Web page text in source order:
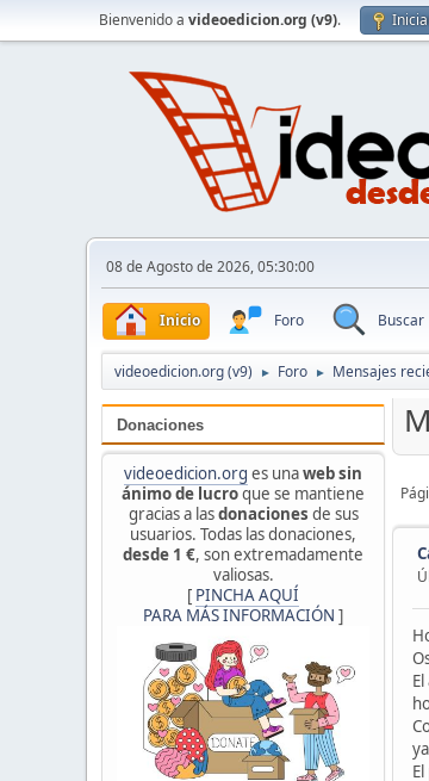
Bienvenido a videoedicion.org (v9).
08 de Agosto de 2026, 05:30:00
Inicio Foro Buscar
videoedicion.org (v9) ► Foro ► Mensajes
Donaciones
videoedicion.org es unaweb sin
ánimo de lucroque se mantiene
gracias a lasdonaciones de sus
usuarios. Todas las donaciones,
desde 1 €, son extremadamente
valiosas.
[ PINCHA AQUÍ
PARA MÁS INFORMACIÓN ]